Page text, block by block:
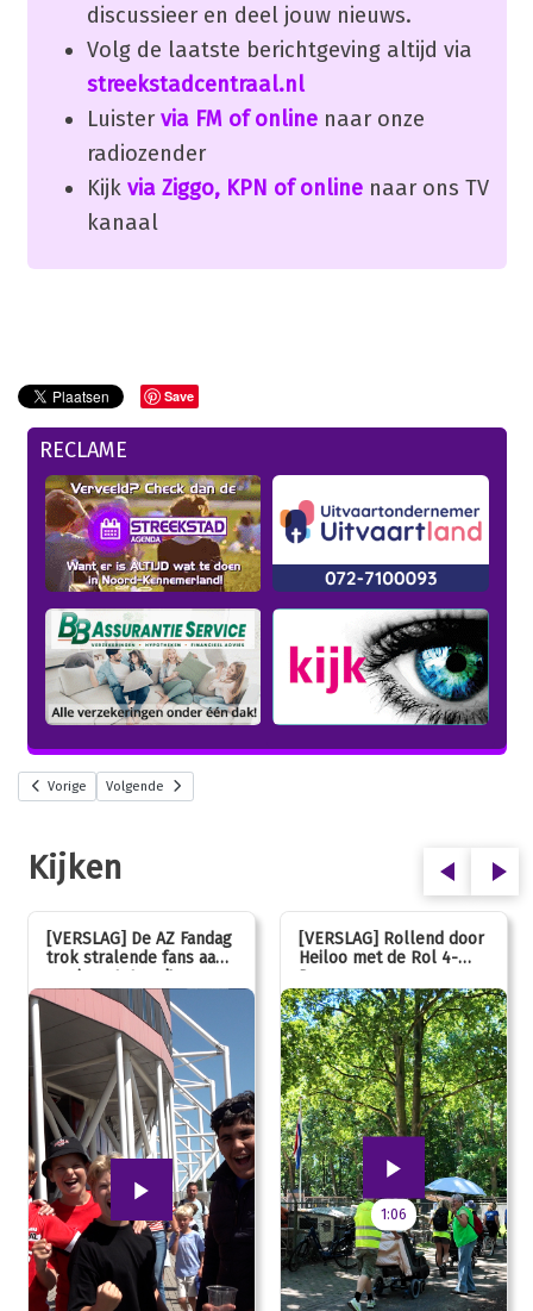
discussieer en deel jouw nieuws.
Volg de laatste berichtgeving altijd via
streekstadcentraal.nl
Luister via FM of onlinenaar onze
radiozender
Kijk via Ziggo, KPN of onlinenaar ons TV
kanaal
Save
RECLAME
Vorige Volgende
Kijken
[VERSLAG] De AZ Fandag
trok stralende fans aan,
van jong tot oud!
[VERSLAG] Rollend door
Heiloo met de Rol 4-
Daagse
1:06